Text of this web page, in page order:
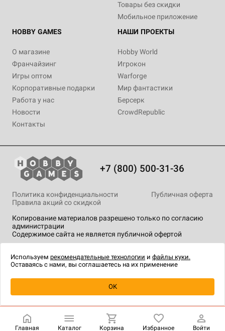
Уведомить о наличии
Товары без скидки
Мобильное приложение
HOBBY GAMES
О магазине
Франчайзинг
Игры оптом
Корпоративные подарки
Работа у нас
Новости
Контакты
НАШИ ПРОЕКТЫ
Hobby World
Игрокон
Warforge
Мир фантастики
Берсерк
CrowdRepublic
+7 (800) 500-31-36
Копирование материалов разрешено только по согласию
администрации
Содержимое сайта не является публичной офертой
Политика конфиденциальности
Публичная оферта
Правила акций со скидкой
технологии.
Главная Каталог Корзина Избранное Войти
Используем рекомендательные технологии и файлы куки.
Оставаясь с нами, вы соглашаетесь на их применение
OK